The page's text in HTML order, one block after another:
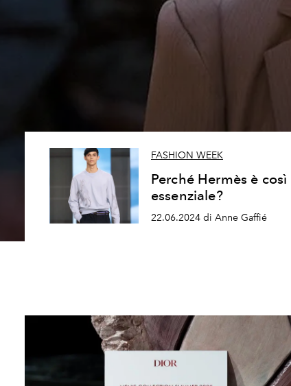
FASHION WEEK
Perché Hermès è così
essenziale?
22.06.2024 di Anne Gaffié